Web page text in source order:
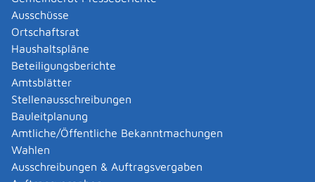
Ausschüsse
Ortschaftsrat
Haushaltspläne
Beteiligungsberichte
Amtsblätter
Stellenausschreibungen
Bauleitplanung
Amtliche/Öffentliche Bekanntmachungen
Wahlen
Ausschreibungen & Auftragsvergaben
Abgelaufenen Führerschein neu ausstellen lassen
Abgeltungsteuer - Nichtveranlagungs-
Bescheinigung beantragen
Abgeschlossenheitsbescheinigung zur Aufteilung
eines Gebäudes beantragen
Abmeldung / Außerbetriebsetzung für ein Fahrzeug
beantragen
Abschriften, Ablichtungen, Vervielfältigungen und
Negative amtlich beglaubigen lassen
Abwasser entsorgen
Abwasserbeseitigung - dezentrale Beseitigung von